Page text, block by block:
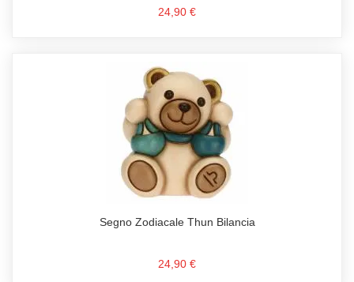
24,90 €
Segno Zodiacale Thun Bilancia
24,90 €